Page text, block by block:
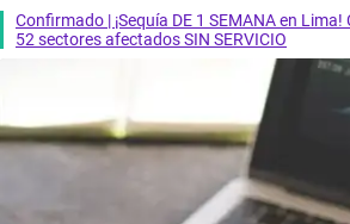
Confirmado | ¡Sequía DE 1 SEMANA en
52 sectores afectados SIN SERVICIO